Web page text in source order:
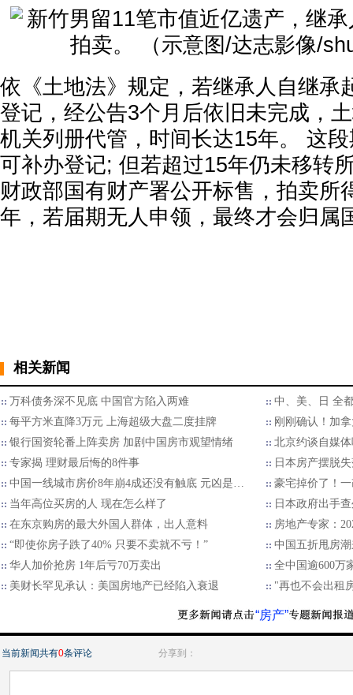
依《土地法》规定，若继承人自继承
登记，经公告3个月后依旧未完成，
机关列册代管，时间长达15年。 这
可补办登记; 但若超过15年仍未移转
财政部国有财产署公开标售，拍卖所
年，若届期无人申领，最终才会归属
相关新闻
万科债务深不见底 中国官方陷入两难
中、美、日 全
每平方米直降3万元 上海超级大盘二度挂牌
刚刚确认！加
银行国资轮番上阵卖房 加剧中国房市观望情绪
北京约谈自媒
专家揭 理财最后悔的8件事
日本房产摆脱
中国一线城市房价8年崩4成还没有触底 元凶是…
豪宅掉价了！
当年高位买房的人 现在怎么样了
日本政府出手
在东京购房的最大外国人群体，出人意料
房地产专家：
“即使你房子跌了40% 只要不卖就不亏！”
中国五折甩房
华人加价抢房 1年后亏70万卖出
全中国逾600万
美财长罕见承认：美国房地产已经陷入衰退
"再也不会出租
“房产”
当前新闻共有0条评论 分享到：